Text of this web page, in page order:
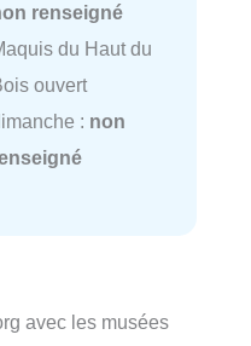
renseigné
du Haut du
ouvert
: non
avec les musées